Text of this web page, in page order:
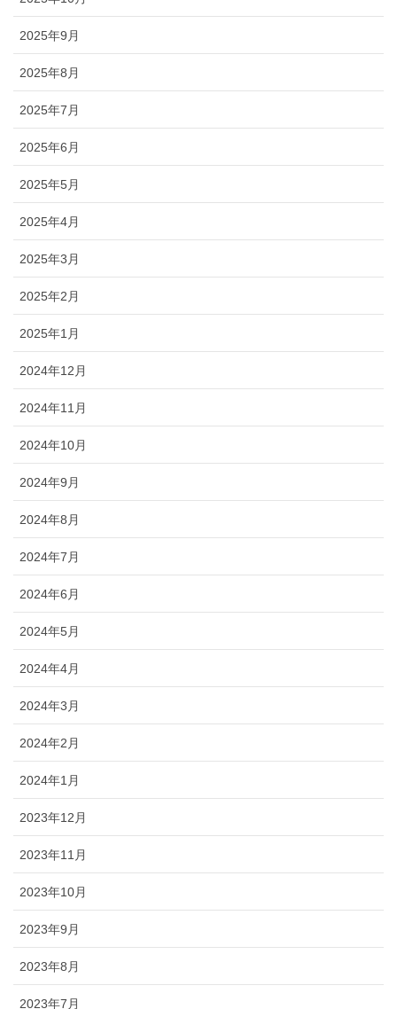
2025年9月
2025年8月
2025年7月
2025年6月
2025年5月
2025年4月
2025年3月
2025年2月
2025年1月
2024年12月
2024年11月
2024年10月
2024年9月
2024年8月
2024年7月
2024年6月
2024年5月
2024年4月
2024年3月
2024年2月
2024年1月
2023年12月
2023年11月
2023年10月
2023年9月
2023年8月
2023年7月